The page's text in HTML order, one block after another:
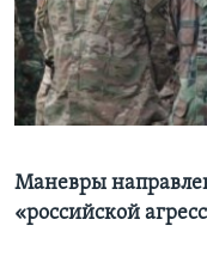
Learning English
СОЦИАЛЬНЫЕ СЕТИ
Языки
Маневры
«российской